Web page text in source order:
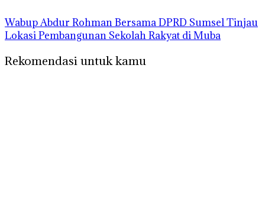
Wabup Abdur Rohman Bersama DPRD Sumsel Tinjau
Lokasi Pembangunan Sekolah Rakyat di Muba
Rekomendasi untuk kamu